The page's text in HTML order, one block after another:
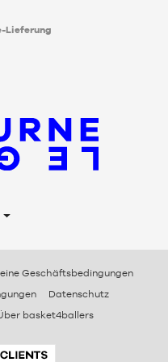
Lieferung
Geschäftsbedingungen
Datenschutz
basket4ballers